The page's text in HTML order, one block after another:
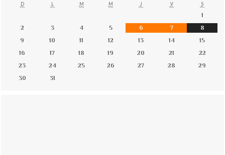
D L M M J V S
1
2
3 4 5 6 7
8
9
10 11 12 13 14
15
16
17 18 19 20 21
22
23
24 25 26 27 28
29
30
31